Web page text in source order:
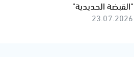
"القبضة الحديدية"
23.07.2026